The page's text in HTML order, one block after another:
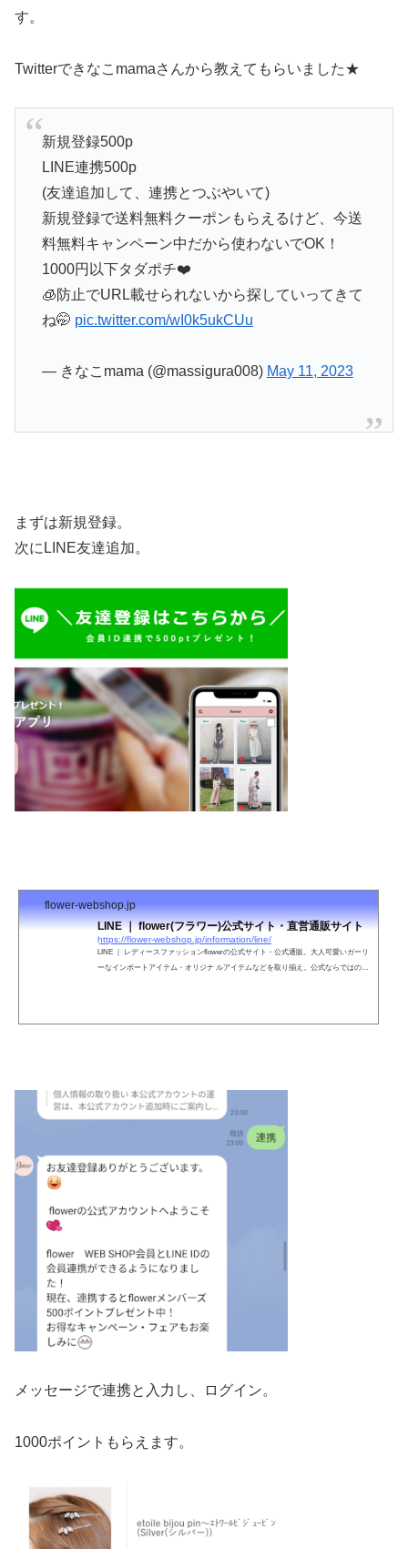
す。
Twitterできなこmamaさんから教えてもらいました★
新規登録500p
LINE連携500p
(友達追加して、連携とつぶやいて)
新規登録で送料無料クーポンもらえるけど、今送
料無料キャンペーン中だから使わないでOK！
1000円以下タダポチ❤️
🧊防止でURL載せられないから探していってきて
ね🤭 pic.twitter.com/wI0k5ukCUu
— きなこmama (@massigura008) May 11, 2023
まずは新規登録。
次にLINE友達追加。
flower-webshop.jp
LINE ｜ flower(フラワー)公式サイト・直営通販サイト
https://flower-webshop.jp/information/line/
LINE ｜ レディースファッションflowerの公式サイト・公式通販。大人可愛いガーリ
ーなインポートアイテム・オリジナ ルアイテムなどを取り揃え。公式ならではの最
メッセージで連携と入力し、ログイン。
1000ポイントもらえます。